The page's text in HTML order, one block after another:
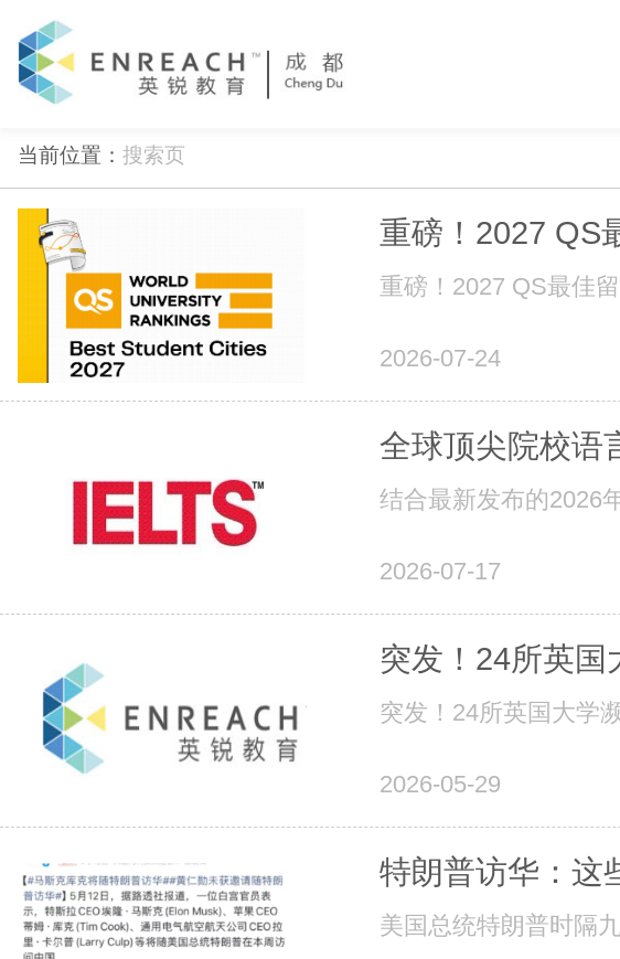
当前位置： 搜索页
重磅！2027 QS
重磅！2027 QS最佳
2026-07-24
全球顶尖院校语
结合最新发布的2026
2026-07-17
突发！24所英国
突发！24所英国大学
2026-05-29
特朗普访华：这
美国总统特朗普时隔